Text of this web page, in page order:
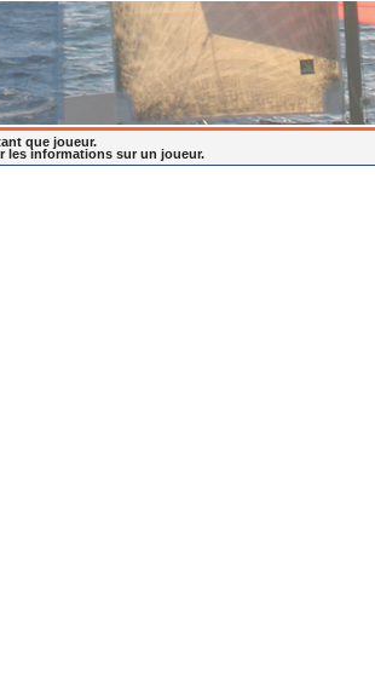
que joueur.
les informations sur un joueur.